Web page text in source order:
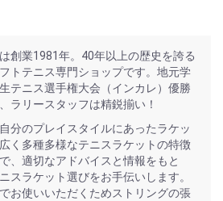
創業1981年。40年以上の歴史を誇る
トテニス専門ショップです。地元学
テニス選手権大会（インカレ）優勝
ラリースタッフは精鋭揃い！
分のプレイスタイルにあったラケッ
く多種多様なテニスラケットの特徴
、適切なアドバイスと情報をもと
スラケット選びをお手伝いします。
お使いいただくためストリングの張